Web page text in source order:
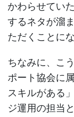
かわらせてい
するネタが溜
ただくことに
ちなみに、こ
ポート協会に
スキルがある
ジ運用の担当